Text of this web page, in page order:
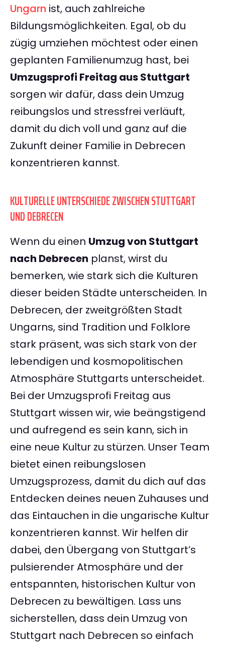
Ungarn ist, auch zahlreiche
Bildungsmöglichkeiten. Egal, ob du
zügig umziehen möchtest oder einen
geplanten Familienumzug hast, bei
Umzugsprofi Freitag aus Stuttgart
sorgen wir dafür, dass dein Umzug
reibungslos und stressfrei verläuft,
damit du dich voll und ganz auf die
Zukunft deiner Familie in Debrecen
konzentrieren kannst.
KULTURELLE UNTERSCHIEDE ZWISCHEN STUTTGART
UND DEBRECEN
Wenn du einen Umzug von Stuttgart
nach Debrecen planst, wirst du
bemerken, wie stark sich die Kulturen
dieser beiden Städte unterscheiden. In
Debrecen, der zweitgrößten Stadt
Ungarns, sind Tradition und Folklore
stark präsent, was sich stark von der
lebendigen und kosmopolitischen
Atmosphäre Stuttgarts unterscheidet.
Bei der Umzugsprofi Freitag aus
Stuttgart wissen wir, wie beängstigend
und aufregend es sein kann, sich in
eine neue Kultur zu stürzen. Unser Team
bietet einen reibungslosen
Umzugsprozess, damit du dich auf das
Entdecken deines neuen Zuhauses und
das Eintauchen in die ungarische Kultur
konzentrieren kannst. Wir helfen dir
dabei, den Übergang von Stuttgart’s
pulsierender Atmosphäre und der
entspannten, historischen Kultur von
Debrecen zu bewältigen. Lass uns
sicherstellen, dass dein Umzug von
Stuttgart nach Debrecen so einfach